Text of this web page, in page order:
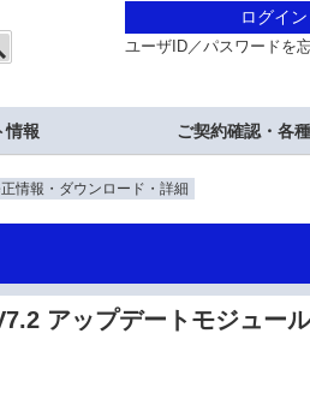
ログイン
ユーザID／パスワードを
情報 ご契約確認・各
情報・ダウンロード・詳細
アップデートモジュー